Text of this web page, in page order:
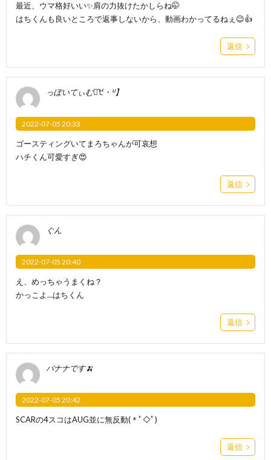
最近、ウマ格好いい✨肩の力抜けたかしらね🤭
はちくんも良いところで返事しないから、動画わかってるねぇ😉👍️
返信
っぽいてぃむ【̋੯・ᓑ】
2022-07-05 20:33
ゴースティングいてまろちゃんが可哀想
ハチくん可愛すぎ😍
返信
ぐん
2022-07-05 20:40
え、めっちゃうまくね？
かっこよ…はちくん
返信
‪バナナです🍌
2022-07-05 20:42
SCARの4スコはAUG並に無反動(＊ﾟ◇ﾟ)
返信